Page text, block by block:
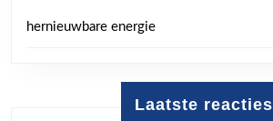
hernieuwbare energie
Laatste reacties